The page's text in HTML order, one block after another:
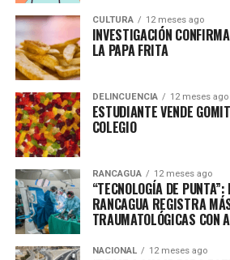
CULTURA 12 meses ago
INVESTIGACIÓN
LA PAPA FRITA
DELINCUENCIA 12 meses ago
ESTUDIANTE VENDE
COLEGIO
RANCAGUA 12 meses ago
“TECNOLOGÍA DE
RANCAGUA REGISTRA
TRAUMATOLÓGICAS CON
NACIONAL 12 meses ago